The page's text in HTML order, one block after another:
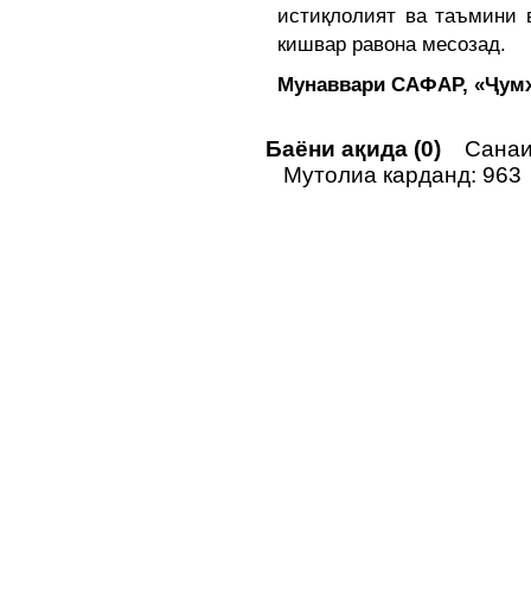
истиқлолият ва таъмини
кишвар равона месозад.
Мунаввари САФАР,
Баёни ақида (0)
Мутолиа карданд: 963